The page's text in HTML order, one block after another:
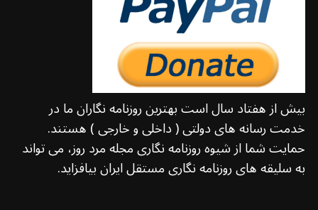
بیش از هفتاد سال است بهترین روزنامه نگاران ما در
خدمت رسانه های دولتی ( داخلی و خارجی ) هستند.
حمایت شما از شیوه روزنامه نگاری مجله مرد روز، می تواند
به سلیقه های روزنامه نگاری مستقل ایران بیافزاید.